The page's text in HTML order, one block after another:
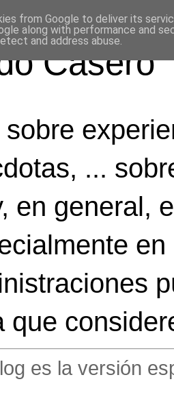
Casero
sobre
...
en general,
que
es la versión
from Google to deliver its
along with performance and
and address abuse.